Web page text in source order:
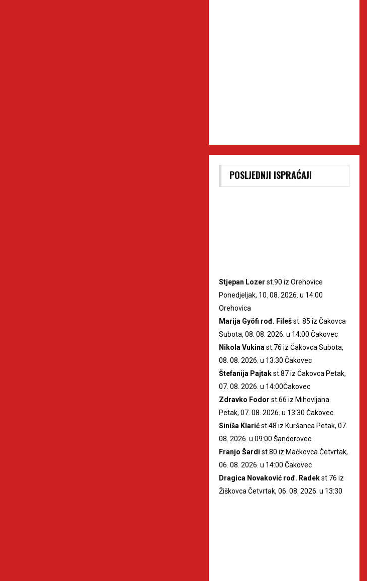
POSLJEDNJI ISPRAĆAJI
Stjepan Lozer st.90 iz Orehovice
Ponedjeljak, 10. 08. 2026. u 14:00
Orehovica
Marija Gyöfi rođ. Filešst. 85 iz Čakovca
Subota, 08. 08. 2026. u 14:00 Čakovec
Nikola Vukina st.76 iz Čakovca Subota,
08. 08. 2026. u 13:30 Čakovec
Štefanija Pajtakst.87 iz Čakovca Petak,
07. 08. 2026. u 14:00Čakovec
Zdravko Fodor st.66 iz Mihovljana
Petak, 07. 08. 2026. u 13:30 Čakovec
Siniša Klarićst.48 iz Kuršanca Petak, 07.
08. 2026. u 09:00 Šandorovec
Franjo Šardi st.80 iz Mačkovca Četvrtak,
06. 08. 2026. u 14:00 Čakovec
Dragica Novaković rođ. Radekst.76 iz
Žiškovca Četvrtak, 06. 08. 2026. u 13:30